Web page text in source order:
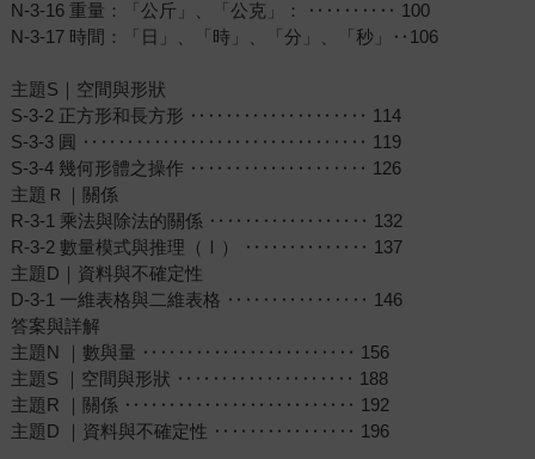
N-3-16 重量：「公斤」、「公克」： ‥‥‥‥‥ 100
N-3-17 時間：「日」、「時」、「分」、「秒」‥106
主題S｜空間與形狀
S-3-2 正方形和長方形 ‥‥‥‥‥‥‥‥‥‥ 114
S-3-3 圓 ‥‥‥‥‥‥‥‥‥‥‥‥‥‥‥‥ 119
S-3-4 幾何形體之操作 ‥‥‥‥‥‥‥‥‥‥ 126
主題Ｒ｜關係
R-3-1 乘法與除法的關係 ‥‥‥‥‥‥‥‥‥ 132
R-3-2 數量模式與推理（Ⅰ） ‥‥‥‥‥‥‥ 137
主題D｜資料與不確定性
D-3-1 一維表格與二維表格 ‥‥‥‥‥‥‥‥ 146
答案與詳解
主題N ｜數與量 ‥‥‥‥‥‥‥‥‥‥‥‥ 156
主題S ｜空間與形狀 ‥‥‥‥‥‥‥‥‥‥ 188
主題R ｜關係 ‥‥‥‥‥‥‥‥‥‥‥‥‥ 192
主題D ｜資料與不確定性 ‥‥‥‥‥‥‥‥ 196